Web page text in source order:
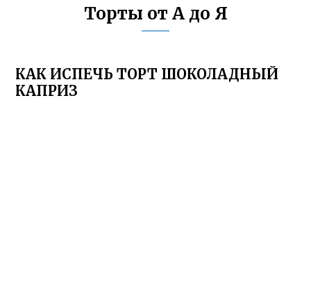
Торты от А до Я
КАК ИСПЕЧЬ ТОРТ ШОКОЛАДНЫЙ
КАПРИЗ